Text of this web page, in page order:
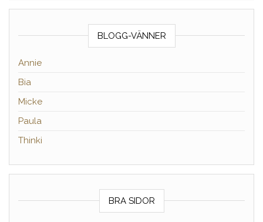
BLOGG-VÄNNER
Annie
Bia
Micke
Paula
Thinki
BRA SIDOR